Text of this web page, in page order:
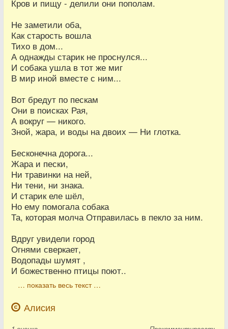
Кров и пищу - делили они пополам.
Не заметили оба,
Как старость вошла
Тихо в дом...
А однажды старик не проснулся...
И собака ушла в тот же миг
В мир иной вместе с ним...
Вот бредут по пескам
Они в поисках Рая,
А вокруг — никого.
Зной, жара, и воды на двоих — Ни глотка.
Бесконечна дорога...
Жара и пески,
Ни травинки на ней,
Ни тени, ни знака.
И старик еле шёл,
Но ему помогала собака
Та, которая молча Отправилась в пекло за ним.
Вдруг увидели город
Огнями сверкает,
Водопады шумят ,
И божественно птицы поют..
… показать весь текст …
Алисия